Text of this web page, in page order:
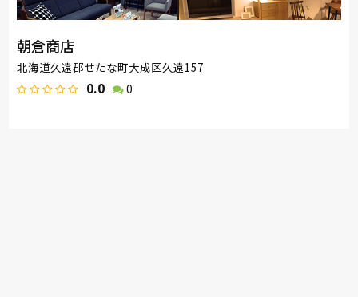
朝倉商店
北海道久遠郡せたな町大成区久遠157
0.0 0